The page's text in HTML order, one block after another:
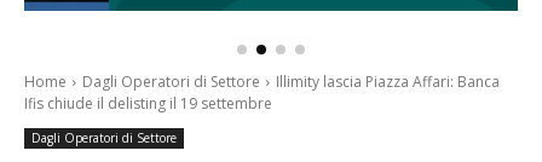
Home Dagli Operatori di Settore
Illimity lascia Piazza Affari: Banca
Ifis chiude il delisting il 19 settembre
Dagli Operatori di Settore